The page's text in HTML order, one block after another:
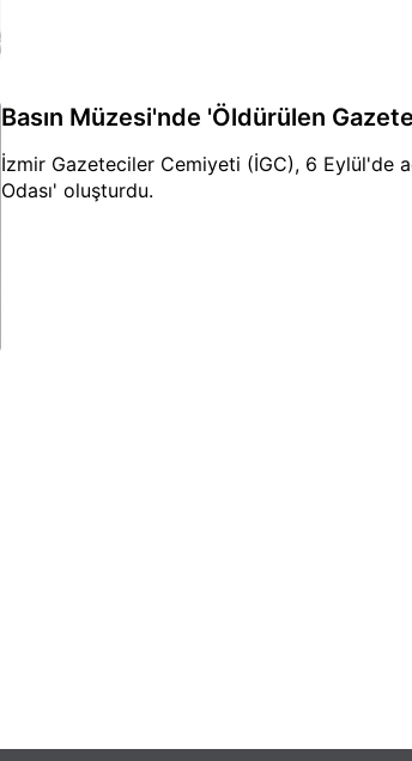
Basın Müzesi'nde 'Öldürülen
İzmir Gazeteciler Cemiyeti (İGC), 6 Eylül'de
Odası' oluşturdu.